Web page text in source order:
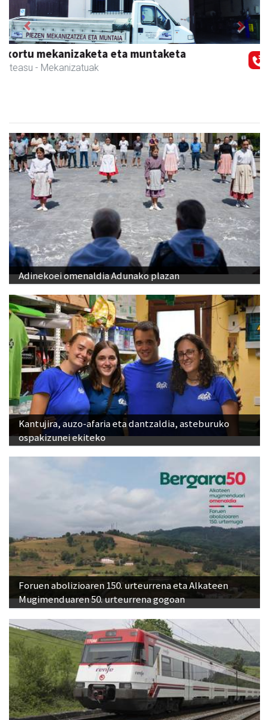
AMC Mecanocaucho
Asteasu - Industria hornidurak
Previous Next
Adinekoei omenaldia Adunako plazan
Kantujira, auzo-afaria eta dantzaldia, asteburuko
ospakizunei ekiteko
Foruen abolizioaren 150. urteurrena eta Alkateen
Mugimenduaren 50. urteurrena gogoan